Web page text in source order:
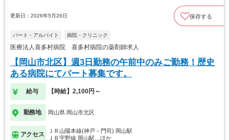
更新日：2026年5月26日 保存する
パート・アルバイト 病院・クリニック
医療法人喜多村病院 喜多村病院の薬剤師求人
【岡山市北区】週3日勤務の午前中のみご勤務！歴史
ある病院にてパート募集です。
給与 【時給】2,100円～
勤務地 岡山県 岡山市北区
アクセス
ＪＲ山陽本線(神戸－門司) 岡山駅
ＪＲ宇野線 岡山駅…ほか